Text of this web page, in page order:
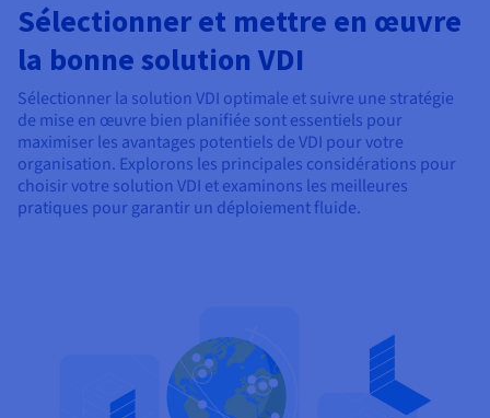
Sélectionner et mettre en œuvre
la bonne solution VDI
Sélectionner la solution VDI optimale et suivre une stratégie
de mise en œuvre bien planifiée sont essentiels pour
maximiser les avantages potentiels de VDI pour votre
organisation. Explorons les principales considérations pour
choisir votre solution VDI et examinons les meilleures
pratiques pour garantir un déploiement fluide.